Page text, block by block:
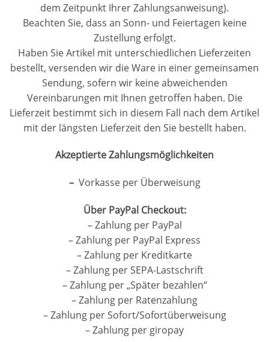
dem Zeitpunkt Ihrer Zahlungsanweisung).
Beachten Sie, dass an Sonn- und Feiertagen keine
Zustellung erfolgt.
Haben Sie Artikel mit unterschiedlichen Lieferzeiten
bestellt, versenden wir die Ware in einer gemeinsamen
Sendung, sofern wir keine abweichenden
Vereinbarungen mit Ihnen getroffen haben. Die
Lieferzeit bestimmt sich in diesem Fall nach dem Artikel
mit der längsten Lieferzeit den Sie bestellt haben.
Akzeptierte Zahlungsmöglichkeiten
– Vorkasse per Überweisung
Über PayPal Checkout:
– Zahlung per PayPal
– Zahlung per PayPal Express
– Zahlung per Kreditkarte
– Zahlung per SEPA-Lastschrift
– Zahlung per „Später bezahlen“
– Zahlung per Ratenzahlung
– Zahlung per Sofort/Sofortüberweisung
– Zahlung per giropay